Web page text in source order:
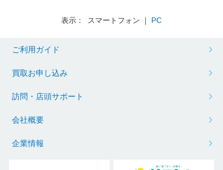
表示： スマートフォン ｜ PC
ご利用ガイド
買取お申し込み
訪問・店頭サポート
会社概要
企業情報